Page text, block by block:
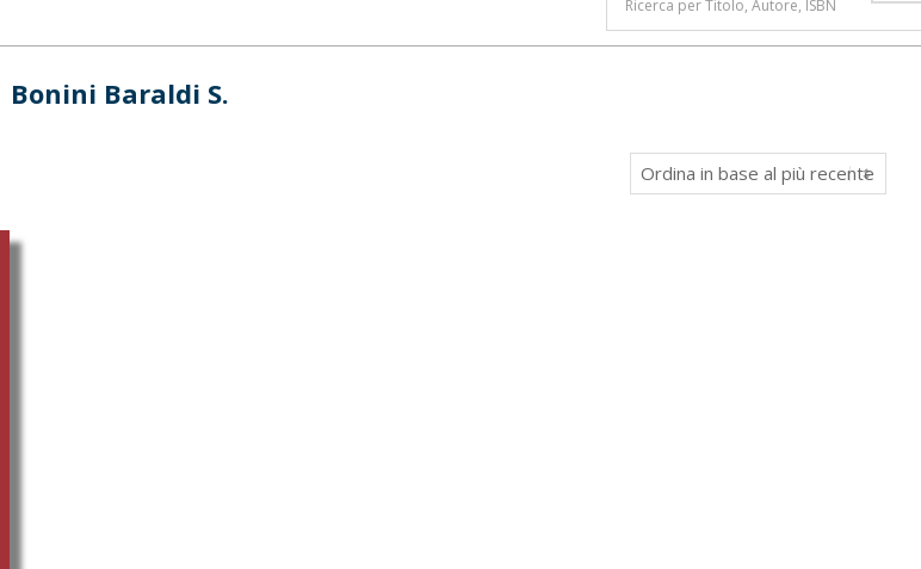
Bonini Baraldi S.